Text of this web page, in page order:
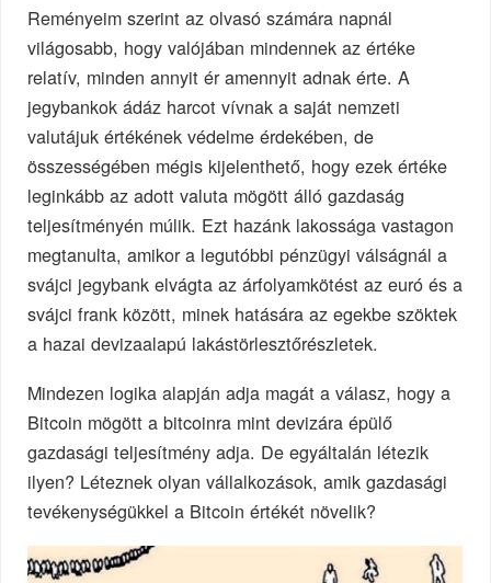
Reményeim szerint az olvasó számára napnál
világosabb, hogy valójában mindennek az értéke
relatív, minden annyit ér amennyit adnak érte. A
jegybankok ádáz harcot vívnak a saját nemzeti
valutájuk értékének védelme érdekében, de
összességében mégis kijelenthető, hogy ezek értéke
leginkább az adott valuta mögött álló gazdaság
teljesítményén múlik. Ezt hazánk lakossága vastagon
megtanulta, amikor a legutóbbi pénzügyi válságnál a
svájci jegybank elvágta az árfolyamkötést az euró és a
svájci frank között, minek hatására az egekbe szöktek
a hazai devizaalapú lakástörlesztőrészletek.
Mindezen logika alapján adja magát a válasz, hogy a
Bitcoin mögött a bitcoinra mint devizára épülő
gazdasági teljesítmény adja. De egyáltalán létezik
ilyen? Léteznek olyan vállalkozások, amik gazdasági
tevékenységükkel a Bitcoin értékét növelik?